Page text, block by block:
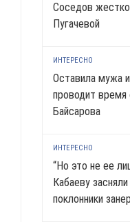
Соседов
Пугачевой
ИНТЕРЕСНО
Оставила мужа
проводит
Байсарова
ИНТЕРЕСНО
“Но это не ее
Кабаеву
поклонники